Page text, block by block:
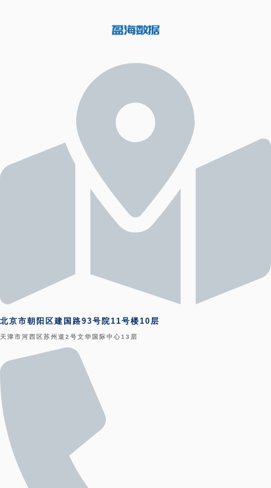
北京市朝阳区建国路93号院11号楼10层
天津市河西区苏州道2号文华国际中心13层